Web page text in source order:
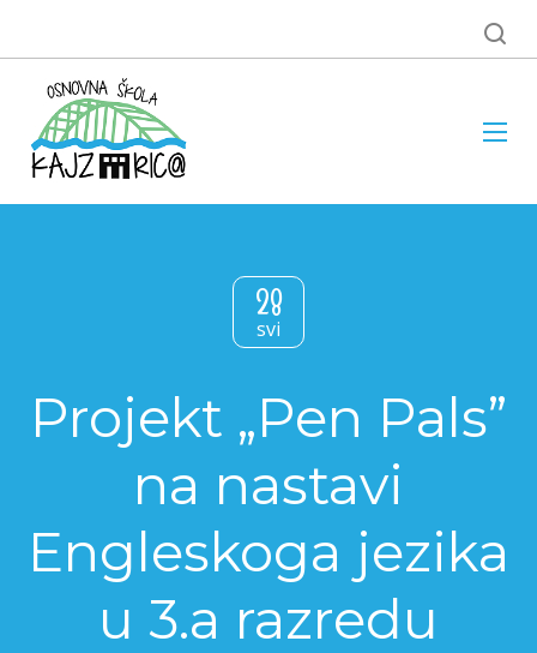
28
svi
Projekt „Pen Pals”
na nastavi
Engleskoga jezika
u 3.a razredu